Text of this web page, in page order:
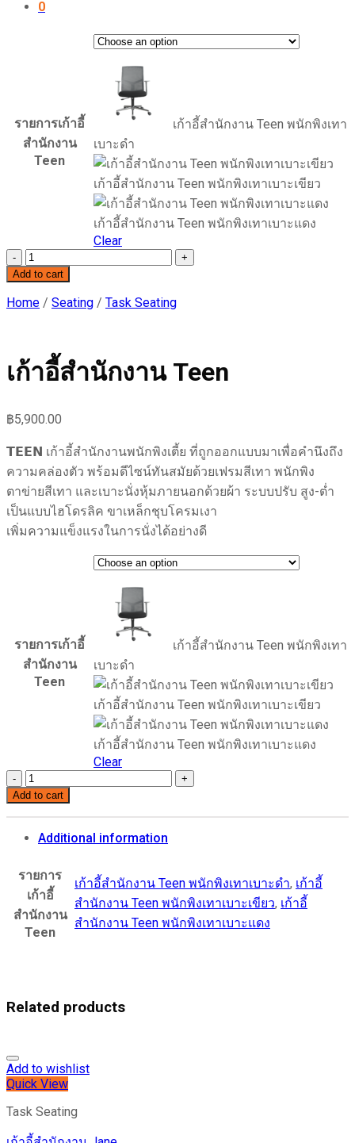
0
รายการเก้าอี้
สำนักงาน
Teen
เก้าอี้สำนักงาน Teen พนักพิงเทา
เบาะดำ
เก้าอี้สำนักงาน Teen พนักพิงเทาเบาะเขียว
เก้าอี้สำนักงาน Teen พนักพิงเทาเบาะแดง
Clear
เก้าอี้
สำนักงาน
Teen
quantity
Add to cart
Home / Seating / Task Seating
เก้าอี้สำนักงาน Teen
฿5,900.00
𝗧𝗘𝗘𝗡 เก้าอี้สำนักงานพนักพิงเตี้ย ที่ถูกออกแบบมาเพื่อคำนึงถึง
ความคล่องตัว พร้อมดีไซน์ทันสมัยด้วยเฟรมสีเทา พนักพิง
ตาข่ายสีเทา และเบาะนั่งหุ้มภายนอกด้วยผ้า ระบบปรับ สูง-ต่ำ
เป็นแบบไฮโดรลิค ขาเหล็กชุบโครมเงา
เพิ่มความแข็งแรงในการนั่งได้อย่างดี
รายการเก้าอี้
สำนักงาน
Teen
เก้าอี้สำนักงาน Teen พนักพิงเทา
เบาะดำ
เก้าอี้สำนักงาน Teen พนักพิงเทาเบาะเขียว
เก้าอี้สำนักงาน Teen พนักพิงเทาเบาะแดง
Clear
เก้าอี้
สำนักงาน
Teen
quantity
Add to cart
Additional information
รายการ
เก้าอี้
สำนักงาน
Teen
เก้าอี้สำนักงาน Teen พนักพิงเทาเบาะดำ, เก้าอี้
สำนักงาน Teen พนักพิงเทาเบาะเขียว, เก้าอี้
สำนักงาน Teen พนักพิงเทาเบาะแดง
Related products
Add to wishlist
Quick View
Task Seating